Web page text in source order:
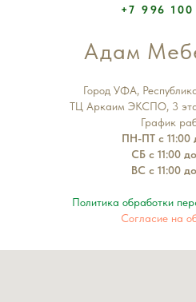
+7 996
Адам
Город УФА,
ТЦ Аркаим ЭКСПО, 3
График
ПН-ПТ с 11:00
СБ с 11:00
ВС с 11:00
Политика обработки
Согласие на